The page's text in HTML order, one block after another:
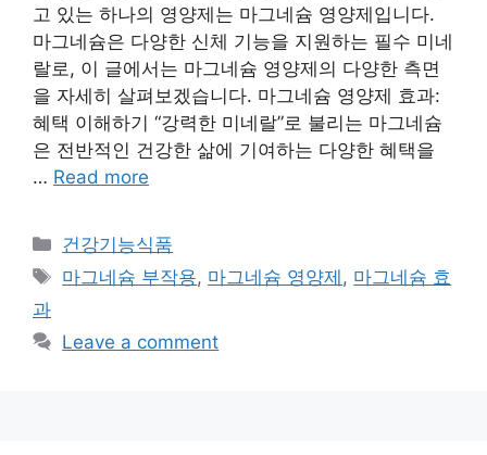
고 있는 하나의 영양제는 마그네슘 영양제입니다.
마그네슘은 다양한 신체 기능을 지원하는 필수 미네
랄로, 이 글에서는 마그네슘 영양제의 다양한 측면
을 자세히 살펴보겠습니다. 마그네슘 영양제 효과:
혜택 이해하기 “강력한 미네랄”로 불리는 마그네슘
은 전반적인 건강한 삶에 기여하는 다양한 혜택을
… Read more
Categories
건강기능식품
Tags
마그네슘 부작용, 마그네슘 영양제 , 마그네슘 효
과
Leave a comment